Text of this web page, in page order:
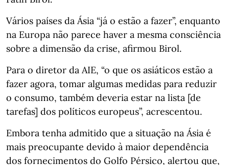
Vários países da Ásia “já o estão a fazer”, enquanto
na Europa não parece haver a mesma consciência
sobre a dimensão da crise, afirmou Birol.
Para o diretor da AIE, “o que os asiáticos estão a
fazer agora, tomar algumas medidas para reduzir
o consumo, também deveria estar na lista [de
tarefas] dos políticos europeus”, acrescentou.
Embora tenha admitido que a situação na Ásia é
mais preocupante devido à maior dependência
dos fornecimentos do Golfo Pérsico, alertou que,